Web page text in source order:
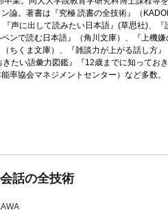
論。著書は『究極 読書の全技術』（
声に出して読みたい日本語』(草思社)、
ンで読む日本語』（角川文庫）、『上機
ちくま文庫）、『雑談力が上がる話し方』
きたい語彙力図鑑』『12歳までに知ってお
率協会マネジメントセンター）など多数。
話の全技術